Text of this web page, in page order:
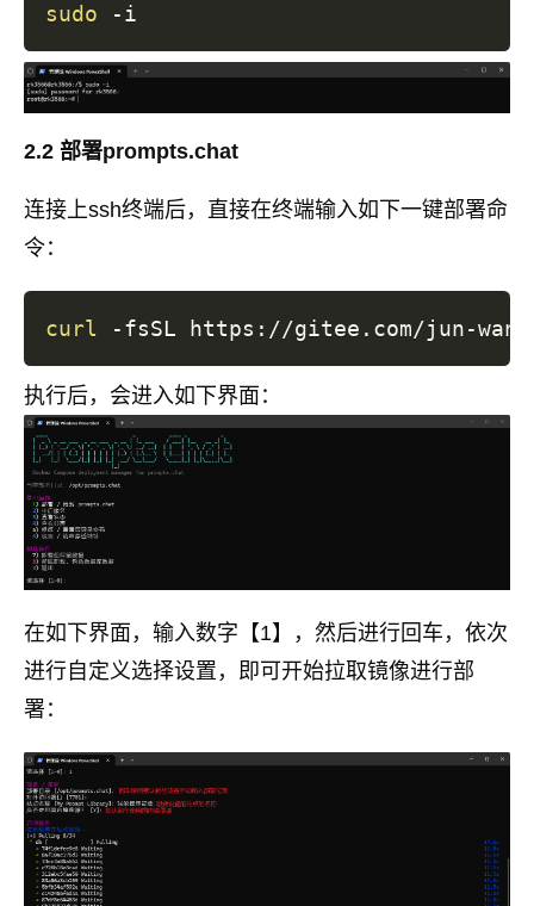
sudo
2.2 部署prompts.chat
连接上ssh终端后，直接在终端输入如下一键部署命
令：
curl -fsSL https://gitee.com/jun-wan/
执行后，会进入如下界面：
在如下界面，输入数字【1】，然后进行回车，依次
进行自定义选择设置，即可开始拉取镜像进行部
署：